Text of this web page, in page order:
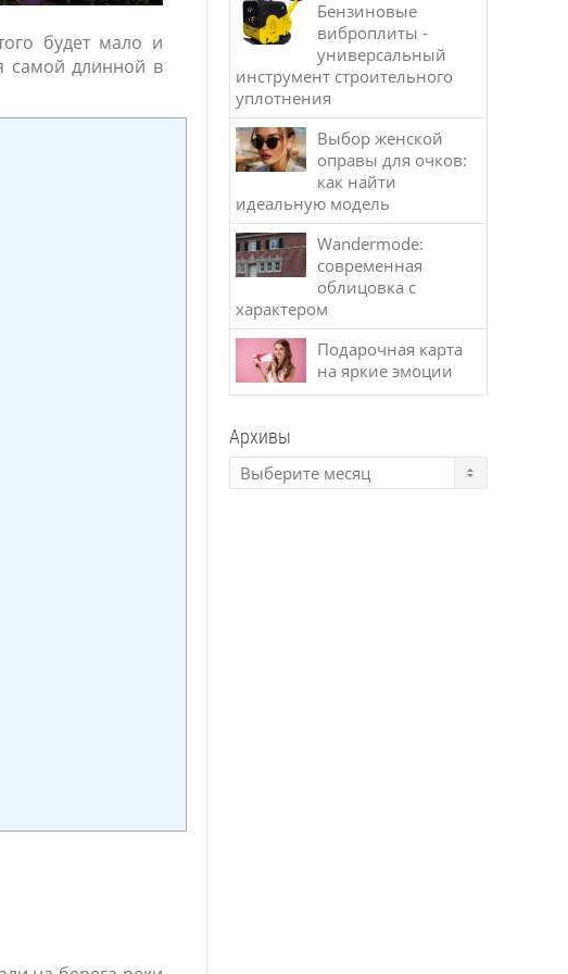
будет мало и
самой длинной в
Бензиновые
виброплиты -
универсальный
инструмент строительного
уплотнения
Выбор женской
оправы для очков:
как найти
идеальную модель
Wandermode:
современная
облицовка с
характером
Подарочная карта
на яркие эмоции
Архивы